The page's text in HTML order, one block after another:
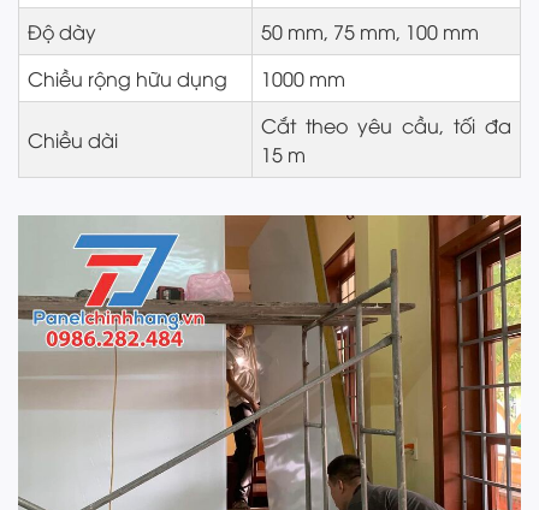
Độ dày
50 mm, 75 mm, 100 mm
Chiều rộng hữu dụng
1000 mm
Chiều dài
Cắt theo yêu cầu, tối đa
15 m